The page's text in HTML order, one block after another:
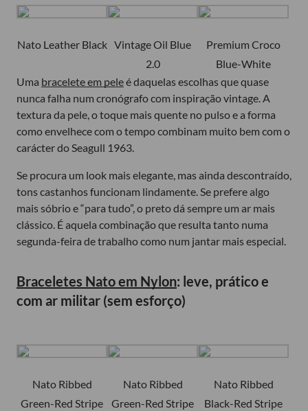
Nato Leather Black Vintage Oil Blue
2.0
Premium Croco
Blue-White
Uma bracelete em peleé daquelas escolhas que quase
nunca falha num cronógrafo com inspiração vintage. A
textura da pele, o toque mais quente no pulso e a forma
como envelhece com o tempo combinam muito bem com o
carácter do Seagull 1963.
Se procura um look mais elegante, mas ainda descontraído,
tons castanhos funcionam lindamente. Se prefere algo
mais sóbrio e “para tudo”, o preto dá sempre um ar mais
clássico. É aquela combinação que resulta tanto numa
segunda-feira de trabalho como num jantar mais especial.
Braceletes Nato em Nylon: leve, prático e
com ar militar (sem esforço)
Nato Ribbed
Green-Red Stripe
Nato Ribbed
Green-Red Stripe
Nato Ribbed
Black-Red Stripe